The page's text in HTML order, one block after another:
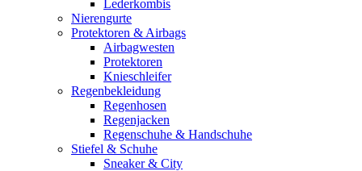
Lederkombis
Nierengurte
Protektoren & Airbags
Airbagwesten
Protektoren
Knieschleifer
Regenbekleidung
Regenhosen
Regenjacken
Regenschuhe & Handschuhe
Stiefel & Schuhe
Sneaker & City